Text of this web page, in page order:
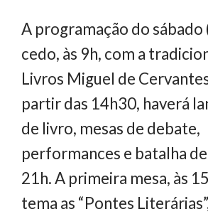
A programação do sábado
cedo, às 9h, com a
Livros Miguel de
partir das 14h30, haverá
de livro, mesas de debate,
performances e batalha
21h. A primeira mesa, às
tema as “Pontes